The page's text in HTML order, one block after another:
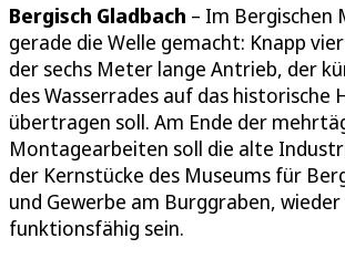
Bergisch Gladbach – Im Bergischen
gerade die Welle gemacht: Knapp
der sechs Meter lange Antrieb, der
des Wasserrades auf das historische
übertragen soll. Am Ende der
Montagearbeiten soll die alte
der Kernstücke des Museums für
und Gewerbe am Burggraben, wieder
funktionsfähig sein.